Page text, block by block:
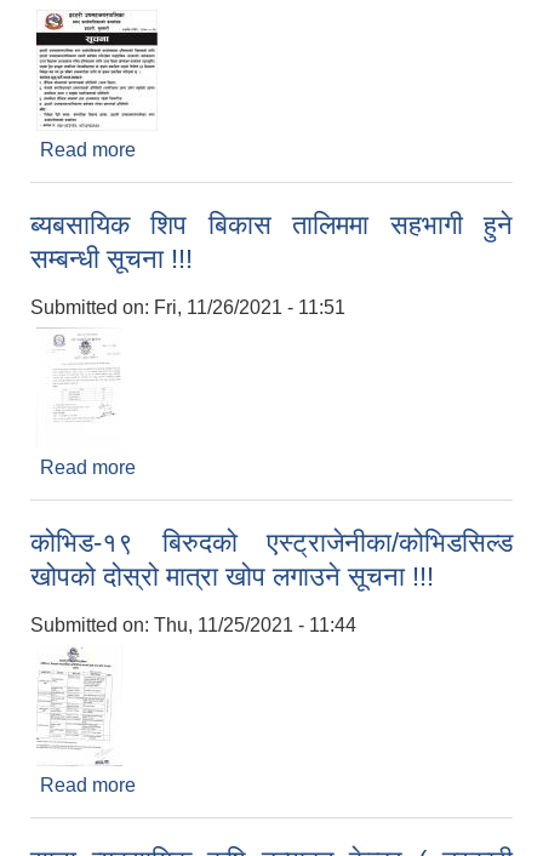
Read more
ब्यबसायिक शिप बिकास तालिममा सहभागी हुने
सम्बन्धी सूचना !!!
Submitted on: Fri, 11/26/2021 - 11:51
Read more
कोभिड-१९ बिरुदको एस्ट्राजेनीका/कोभिडसिल्ड
खोपको दोस्रो मात्रा खोप लगाउने सूचना !!!
Submitted on: Thu, 11/25/2021 - 11:44
Read more